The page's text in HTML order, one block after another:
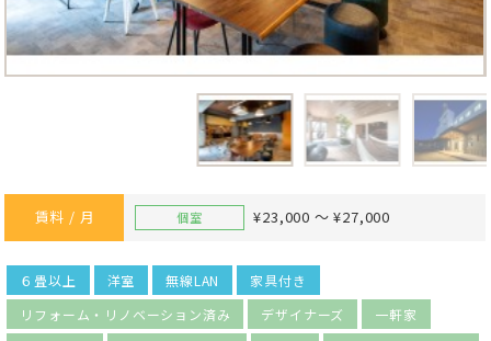
賃料 / 月 個室 ¥23,000 ～ ¥27,000
６畳以上 洋室 無線LAN
家具付き
リフォーム・リノベーション済み
デザイナーズ
一軒家